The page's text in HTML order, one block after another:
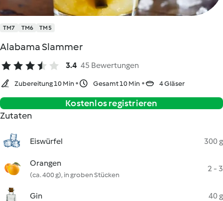
TM7 TM6 TM5
Alabama Slammer
3.4 45 Bewertungen
Zubereitung 10 Min Gesamt 10 Min 4 Gläser
Kostenlos registrieren
Zutaten
Eiswürfel 300 g
Orangen
(ca. 400 g), in groben Stücken
2 - 3
Gin 40 g